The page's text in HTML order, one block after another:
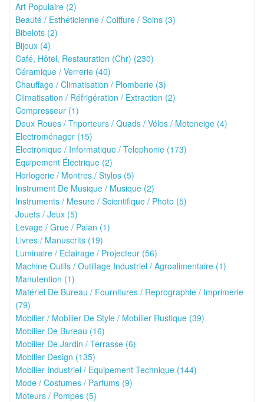
Art Populaire (2)
Beauté / Esthéticienne / Coiffure / Soins (3)
Bibelots (2)
Bijoux (4)
Café, Hôtel, Restauration (Chr) (230)
Céramique / Verrerie (40)
Chauffage / Climatisation / Plomberie (3)
Climatisation / Réfrigération / Extraction (2)
Compresseur (1)
Deux Roues / Triporteurs / Quads / Vélos / Motoneige (4)
Electroménager (15)
Electronique / Informatique / Telephonie (173)
Equipement Électrique (2)
Horlogerie / Montres / Stylos (5)
Instrument De Musique / Musique (2)
Instruments / Mesure / Scientifique / Photo (5)
Jouets / Jeux (5)
Levage / Grue / Palan (1)
Livres / Manuscrits (19)
Luminaire / Eclairage / Projecteur (56)
Machine Outils / Outillage Industriel / Agroalimentaire (1)
Manutention (1)
Matériel De Bureau / Fournitures / Reprographie / Imprimerie
(79)
Mobilier / Mobilier De Style / Mobilier Rustique (39)
Mobilier De Bureau (16)
Mobilier De Jardin / Terrasse (6)
Mobilier Design (135)
Mobilier Industriel / Equipement Technique (144)
Mode / Costumes / Parfums (9)
Moteurs / Pompes (5)